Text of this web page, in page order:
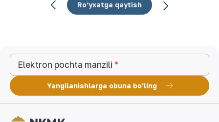
Ro‘yxatga qaytish
Elektron pochta manzili
Yangilanishlarga obuna bo'ling